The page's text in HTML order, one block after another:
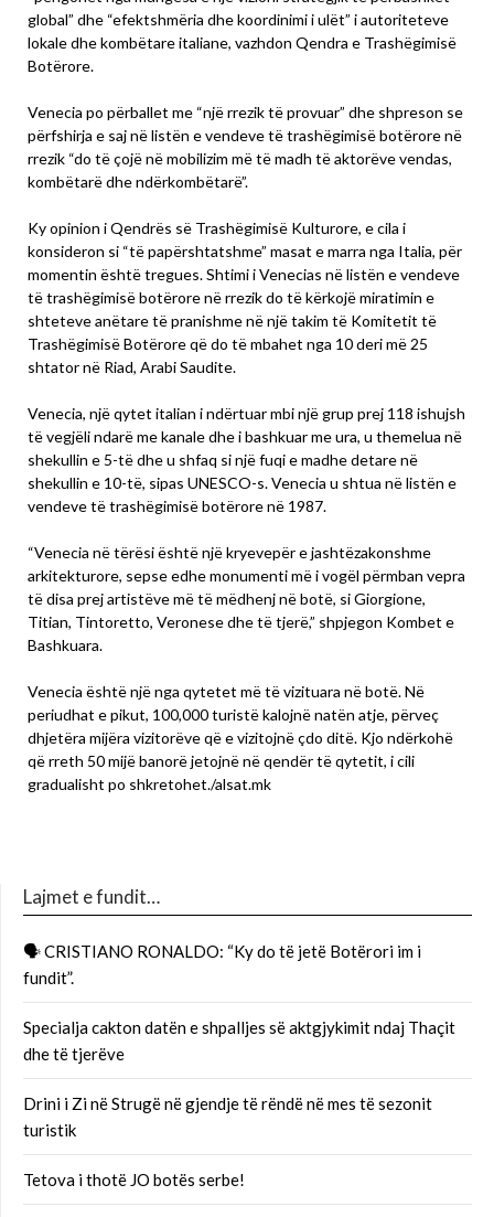
global” dhe “efektshmëria dhe koordinimi i ulët” i autoriteteve
lokale dhe kombëtare italiane, vazhdon Qendra e Trashëgimisë
Botërore.
Venecia po përballet me “një rrezik të provuar” dhe shpreson se
përfshirja e saj në listën e vendeve të trashëgimisë botërore në
rrezik “do të çojë në mobilizim më të madh të aktorëve vendas,
kombëtarë dhe ndërkombëtarë”.
Ky opinion i Qendrës së Trashëgimisë Kulturore, e cila i
konsideron si “të papërshtatshme” masat e marra nga Italia, për
momentin është tregues. Shtimi i Venecias në listën e vendeve
të trashëgimisë botërore në rrezik do të kërkojë miratimin e
shteteve anëtare të pranishme në një takim të Komitetit të
Trashëgimisë Botërore që do të mbahet nga 10 deri më 25
shtator në Riad, Arabi Saudite.
Venecia, një qytet italian i ndërtuar mbi një grup prej 118 ishujsh
të vegjëli ndarë me kanale dhe i bashkuar me ura, u themelua në
shekullin e 5-të dhe u shfaq si një fuqi e madhe detare në
shekullin e 10-të, sipas UNESCO-s. Venecia u shtua në listën e
vendeve të trashëgimisë botërore në 1987.
“Venecia në tërësi është një kryevepër e jashtëzakonshme
arkitekturore, sepse edhe monumenti më i vogël përmban vepra
të disa prej artistëve më të mëdhenj në botë, si Giorgione,
Titian, Tintoretto, Veronese dhe të tjerë,” shpjegon Kombet e
Bashkuara.
Venecia është një nga qytetet më të vizituara në botë. Në
periudhat e pikut, 100,000 turistë kalojnë natën atje, përveç
dhjetëra mijëra vizitorëve që e vizitojnë çdo ditë. Kjo ndërkohë
që rreth 50 mijë banorë jetojnë në qendër të qytetit, i cili
gradualisht po shkretohet./alsat.mk
Lajmet e fundit…
🗣 CRISTIANO RONALDO: “Ky do të jetë Botërori im i
fundit”.
Specialja cakton datën e shpalljes së aktgjykimit ndaj Thaçit
dhe të tjerëve
Drini i Zi në Strugë në gjendje të rëndë në mes të sezonit
turistik
Tetova i thotë JO botës serbe!